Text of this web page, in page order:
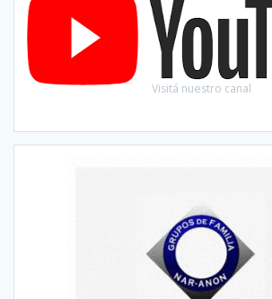
Visitá nuestro canal